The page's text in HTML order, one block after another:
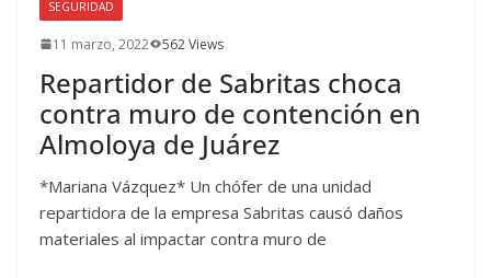
SEGURIDAD
11 marzo, 2022 562 Views
Repartidor de Sabritas choca
contra muro de contención en
Almoloya de Juárez
*Mariana Vázquez* Un chófer de una unidad
repartidora de la empresa Sabritas causó daños
materiales al impactar contra muro de